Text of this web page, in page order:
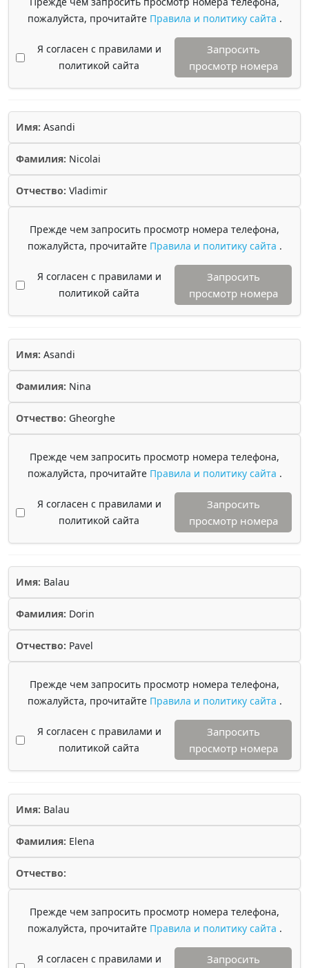
пожалуйста, прочитайте Правила и политику сайта .
Я согласен с правилами и
политикой сайта
Запросить
просмотр номера
Имя: Asandi
Фамилия: Nicolai
Отчество: Vladimir
Прежде чем запросить просмотр номера телефона,
пожалуйста, прочитайте Правила и политику сайта .
Я согласен с правилами и
политикой сайта
Запросить
просмотр номера
Имя: Asandi
Фамилия: Nina
Отчество: Gheorghe
Прежде чем запросить просмотр номера телефона,
пожалуйста, прочитайте Правила и политику сайта .
Я согласен с правилами и
политикой сайта
Запросить
просмотр номера
Имя: Balau
Фамилия: Dorin
Отчество: Pavel
Прежде чем запросить просмотр номера телефона,
пожалуйста, прочитайте Правила и политику сайта .
Я согласен с правилами и
политикой сайта
Запросить
просмотр номера
Имя: Balau
Фамилия: Elena
Отчество:
Прежде чем запросить просмотр номера телефона,
пожалуйста, прочитайте Правила и политику сайта .
Я согласен с правилами и
Запросить